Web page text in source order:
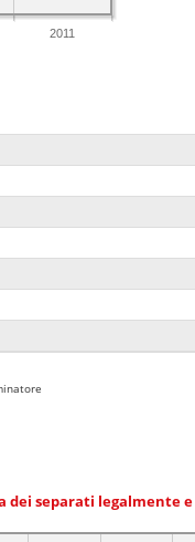
2011
dei separati legalmente